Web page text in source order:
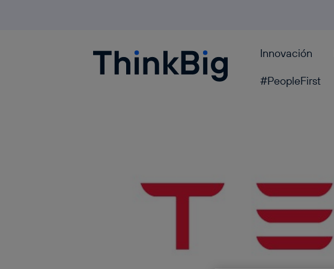
Blogthinkbig.com Innovación
#PeopleFirst